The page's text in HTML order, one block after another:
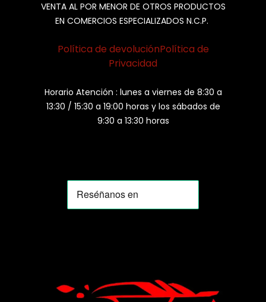
VENTA AL POR MENOR DE OTROS PRODUCTOS
EN COMERCIOS ESPECIALIZADOS N.C.P.
Política de devoluciónPolítica de
Privacidad
Horario Atención : lunes a viernes de 8:30 a
13:30 / 15:30 a 19:00 horas y los sábados de
9:30 a 13:30 horas